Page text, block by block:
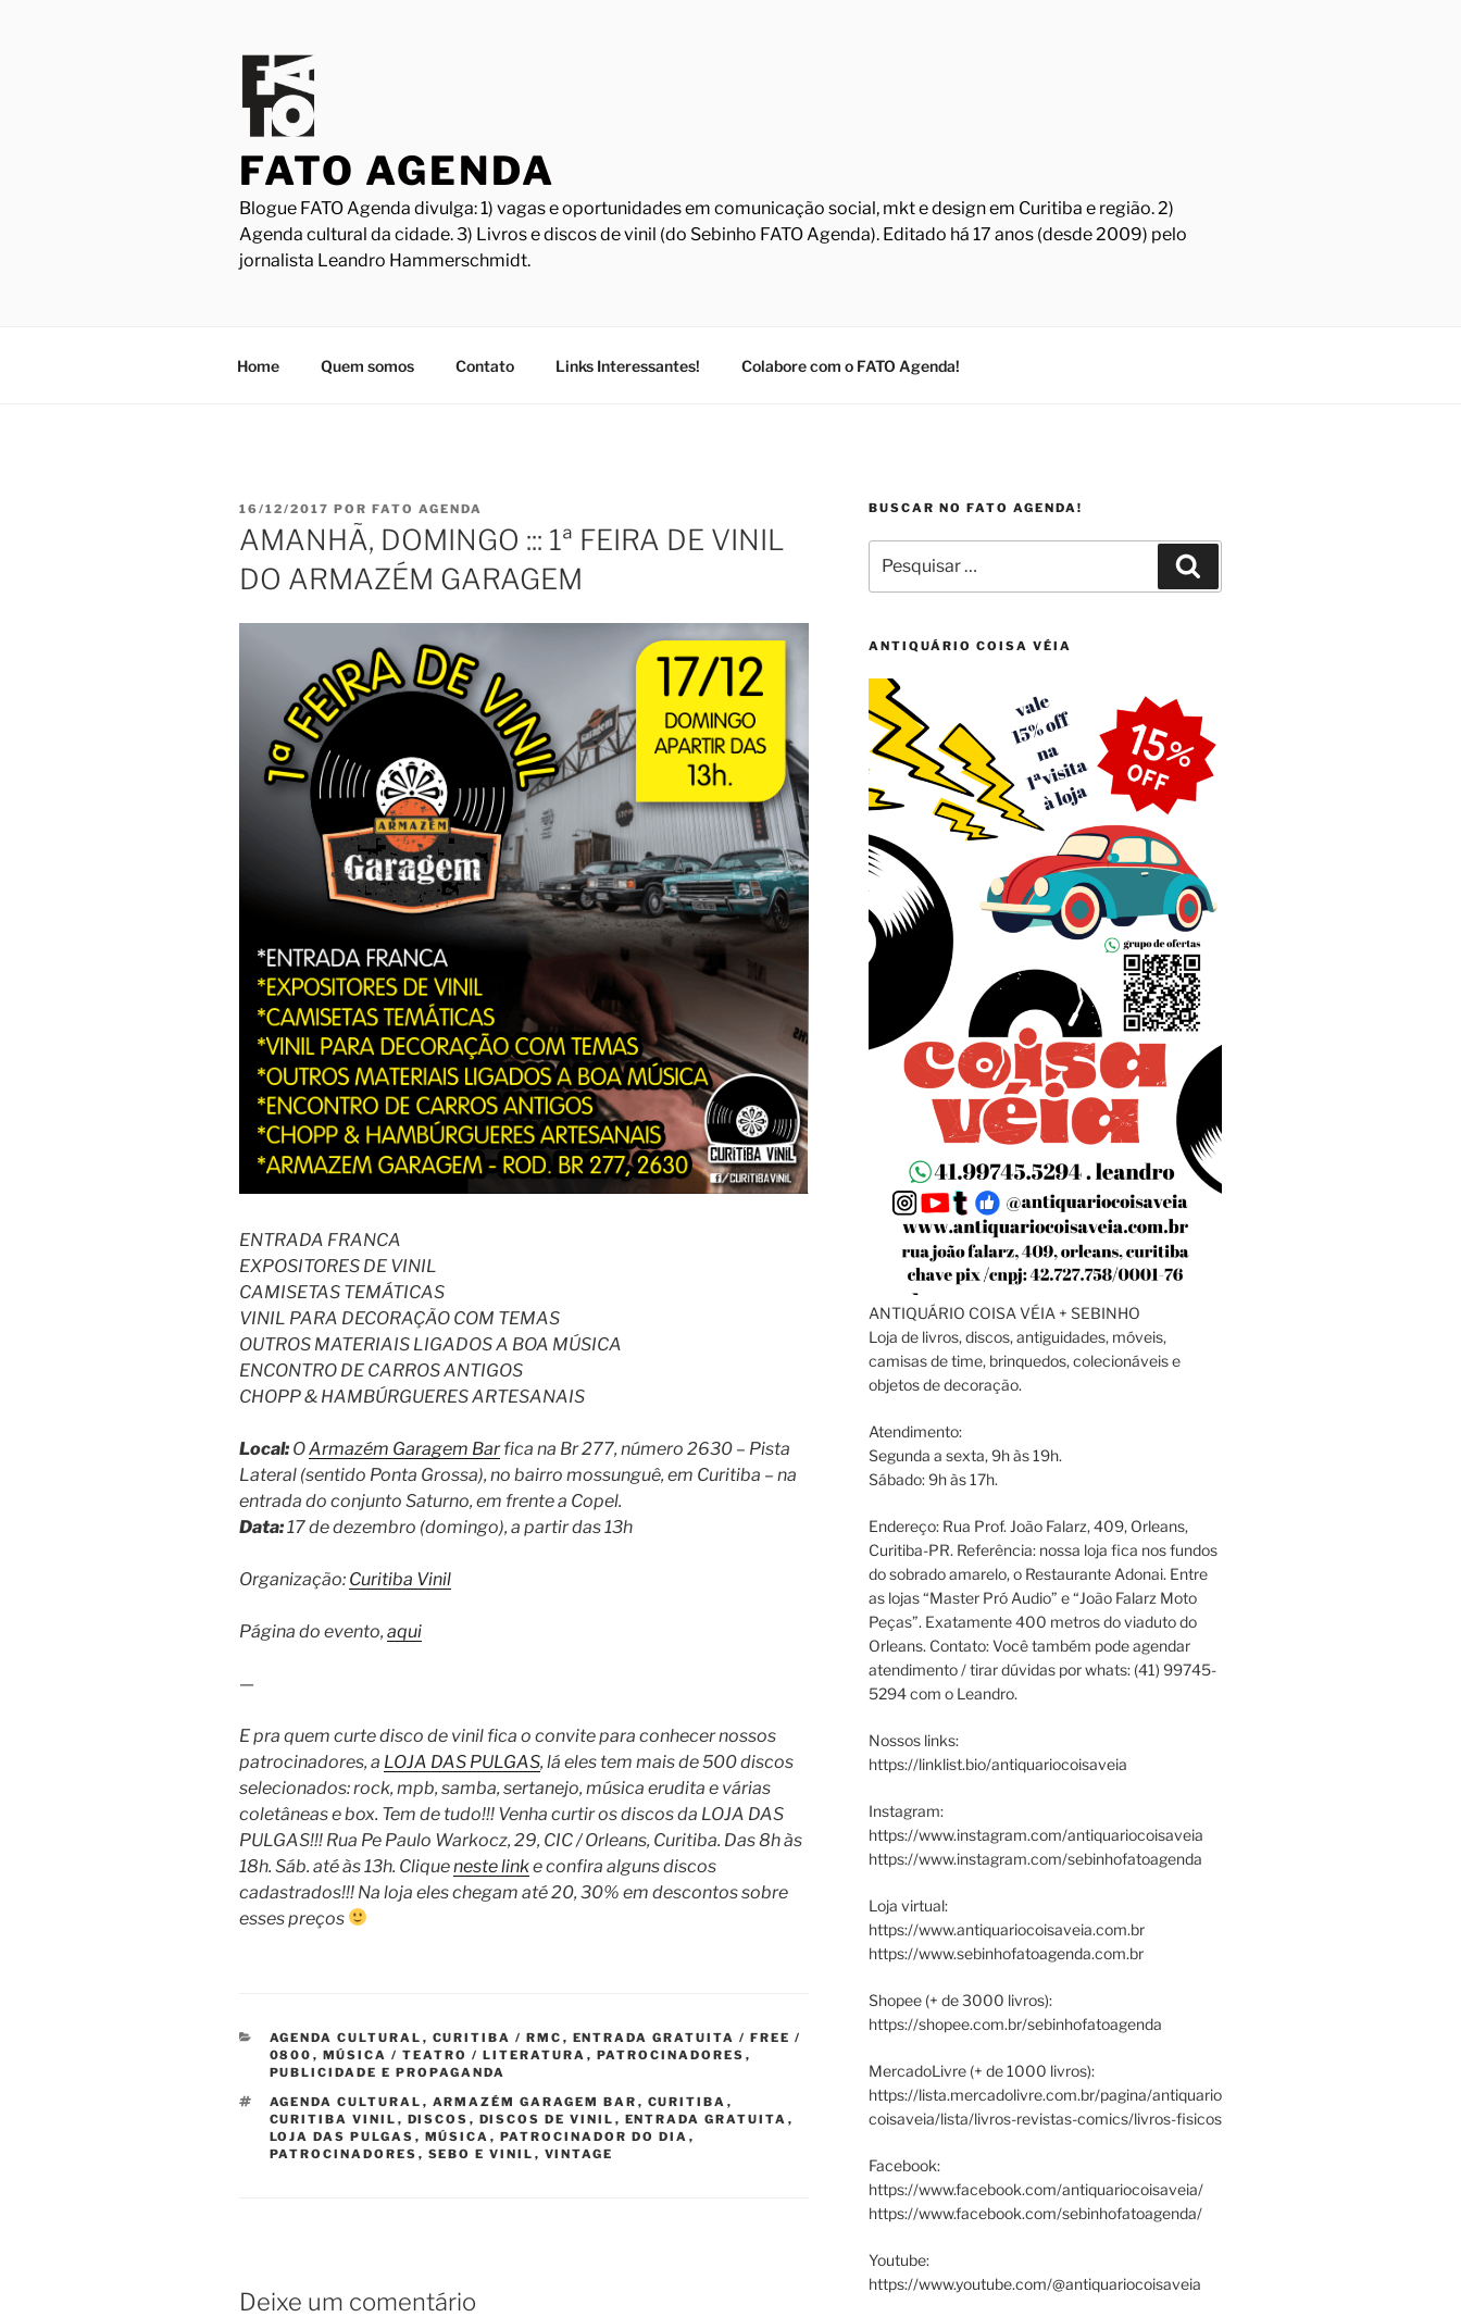
FATO AGENDA
Blogue FATO Agenda divulga: 1) vagas e oportunidades em comunicação social, mkt e design em Curitiba e região. 2)
Agenda cultural da cidade. 3) Livros e discos de vinil (do Sebinho FATO Agenda). Editado há 17 anos (desde 2009) pelo
jornalista Leandro Hammerschmidt.
Home Quem somos Contato Links Interessantes! Colabore com o FATO Agenda!
PUBLICADO
EM
16/12/2017 POR FATO AGENDA
AMANHÃ, DOMINGO ::: 1ª FEIRA DE VINIL
DO ARMAZÉM GARAGEM
ENTRADA FRANCA
EXPOSITORES DE VINIL
CAMISETAS TEMÁTICAS
VINIL PARA DECORAÇÃO COM TEMAS
OUTROS MATERIAIS LIGADOS A BOA MÚSICA
ENCONTRO DE CARROS ANTIGOS
CHOPP & HAMBÚRGUERES ARTESANAIS
Local: OArmazém Garagem Barfica na Br 277, número 2630 – Pista
Lateral (sentido Ponta Grossa), no bairro mossunguê, em Curitiba – na
entrada do conjunto Saturno, em frente a Copel.
Data:17 de dezembro (domingo), a partir das 13h
Organização: Curitiba Vinil
Página do evento, aqui
—
E pra quem curte disco de vinil fica o convite para conhecer nossos
patrocinadores, a LOJA DAS PULGAS, lá eles tem mais de 500 discos
selecionados: rock, mpb, samba, sertanejo, música erudita e várias
coletâneas e box. Tem de tudo!!! Venha curtir os discos da LOJA DAS
PULGAS!!! Rua Pe Paulo Warkocz, 29, CIC / Orleans, Curitiba. Das 8h às
18h. Sáb. até às 13h. Cliqueneste linke confira alguns discos
cadastrados!!! Na loja eles chegam até 20, 30% em descontos sobre
esses preços
CATEGORIAS
AGENDA CULTURAL , CURITIBA / RMC , ENTRADA GRATUITA / FREE /
0800 , MÚSICA / TEATRO / LITERATURA , PATROCINADORES ,
PUBLICIDADE E PROPAGANDA
TAGS
AGENDA CULTURAL , ARMAZÉM GARAGEM BAR , CURITIBA ,
CURITIBA VINIL , DISCOS , DISCOS DE VINIL , ENTRADA GRATUITA ,
LOJA DAS PULGAS , MÚSICA , PATROCINADOR DO DIA ,
PATROCINADORES , SEBO E VINIL , VINTAGE
Deixe um comentário
BUSCAR NO FATO AGENDA!
por:
ANTIQUÁRIO COISA VÉIA
ANTIQUÁRIO COISA VÉIA + SEBINHO
Loja de livros, discos, antiguidades, móveis,
camisas de time, brinquedos, colecionáveis e
objetos de decoração.
Atendimento:
Segunda a sexta, 9h às 19h.
Sábado: 9h às 17h.
Endereço: Rua Prof. João Falarz, 409, Orleans,
Curitiba-PR. Referência: nossa loja fica nos fundos
do sobrado amarelo, o Restaurante Adonai. Entre
as lojas “Master Pró Audio” e “João Falarz Moto
Peças”. Exatamente 400 metros do viaduto do
Orleans. Contato: Você também pode agendar
atendimento / tirar dúvidas por whats: (41) 99745-
5294 com o Leandro.
Nossos links:
https://linklist.bio/antiquariocoisaveia
Instagram:
https://www.instagram.com/antiquariocoisaveia
https://www.instagram.com/sebinhofatoagenda
Loja virtual:
https://www.antiquariocoisaveia.com.br
https://www.sebinhofatoagenda.com.br
Shopee (+ de 3000 livros):
https://shopee.com.br/sebinhofatoagenda
MercadoLivre (+ de 1000 livros):
https://lista.mercadolivre.com.br/pagina/antiquario
coisaveia/lista/livros-revistas-comics/livros-fisicos
Facebook:
https://www.facebook.com/antiquariocoisaveia/
https://www.facebook.com/sebinhofatoagenda/
Youtube:
https://www.youtube.com/@antiquariocoisaveia